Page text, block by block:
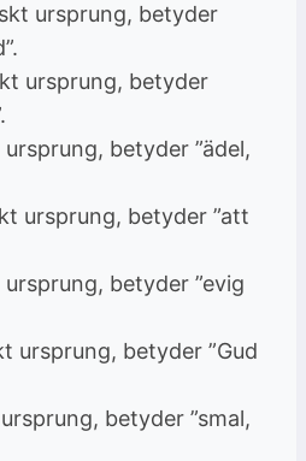
ursprung, betyder
ursprung, betyder
betyder ”ädel,
ursprung, betyder ”att
betyder ”evig
ursprung, betyder ”Gud
betyder ”smal,